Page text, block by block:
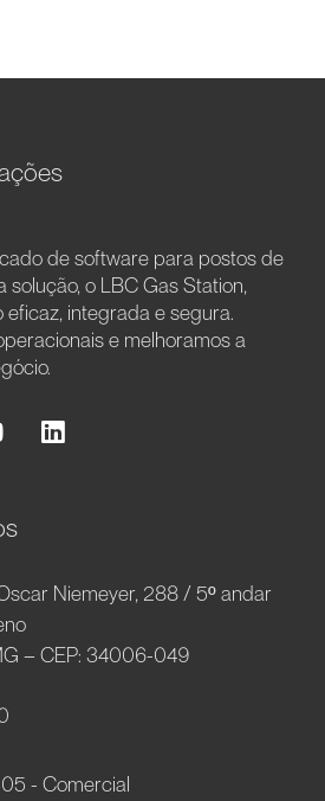
de software para postos de
solução, o LBC Gas Station,
integrada e segura.
e melhoramos a
Niemeyer, 288 / 5º andar
– CEP: 34006-049
- Comercial